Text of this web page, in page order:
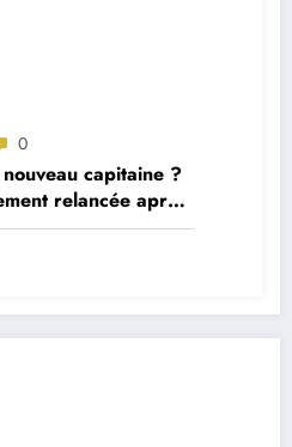
0
capitaine ?
relancée après